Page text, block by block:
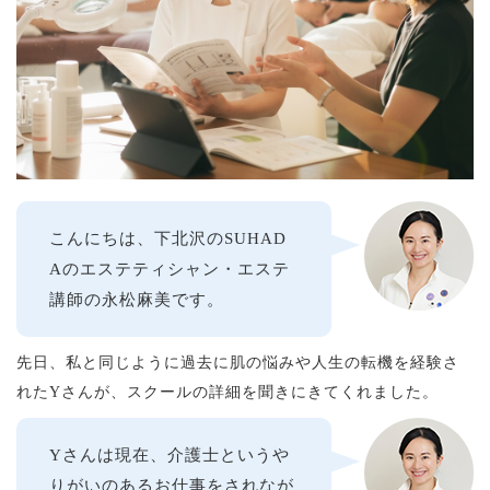
こんにちは、下北沢のSUHAD
Aのエステティシャン・エステ
講師の永松麻美です。
先日、私と同じように過去に肌の悩みや人生の転機を経験さ
れたYさんが、スクールの詳細を聞きにきてくれました。
Yさんは現在、介護士というや
りがいのあるお仕事をされなが